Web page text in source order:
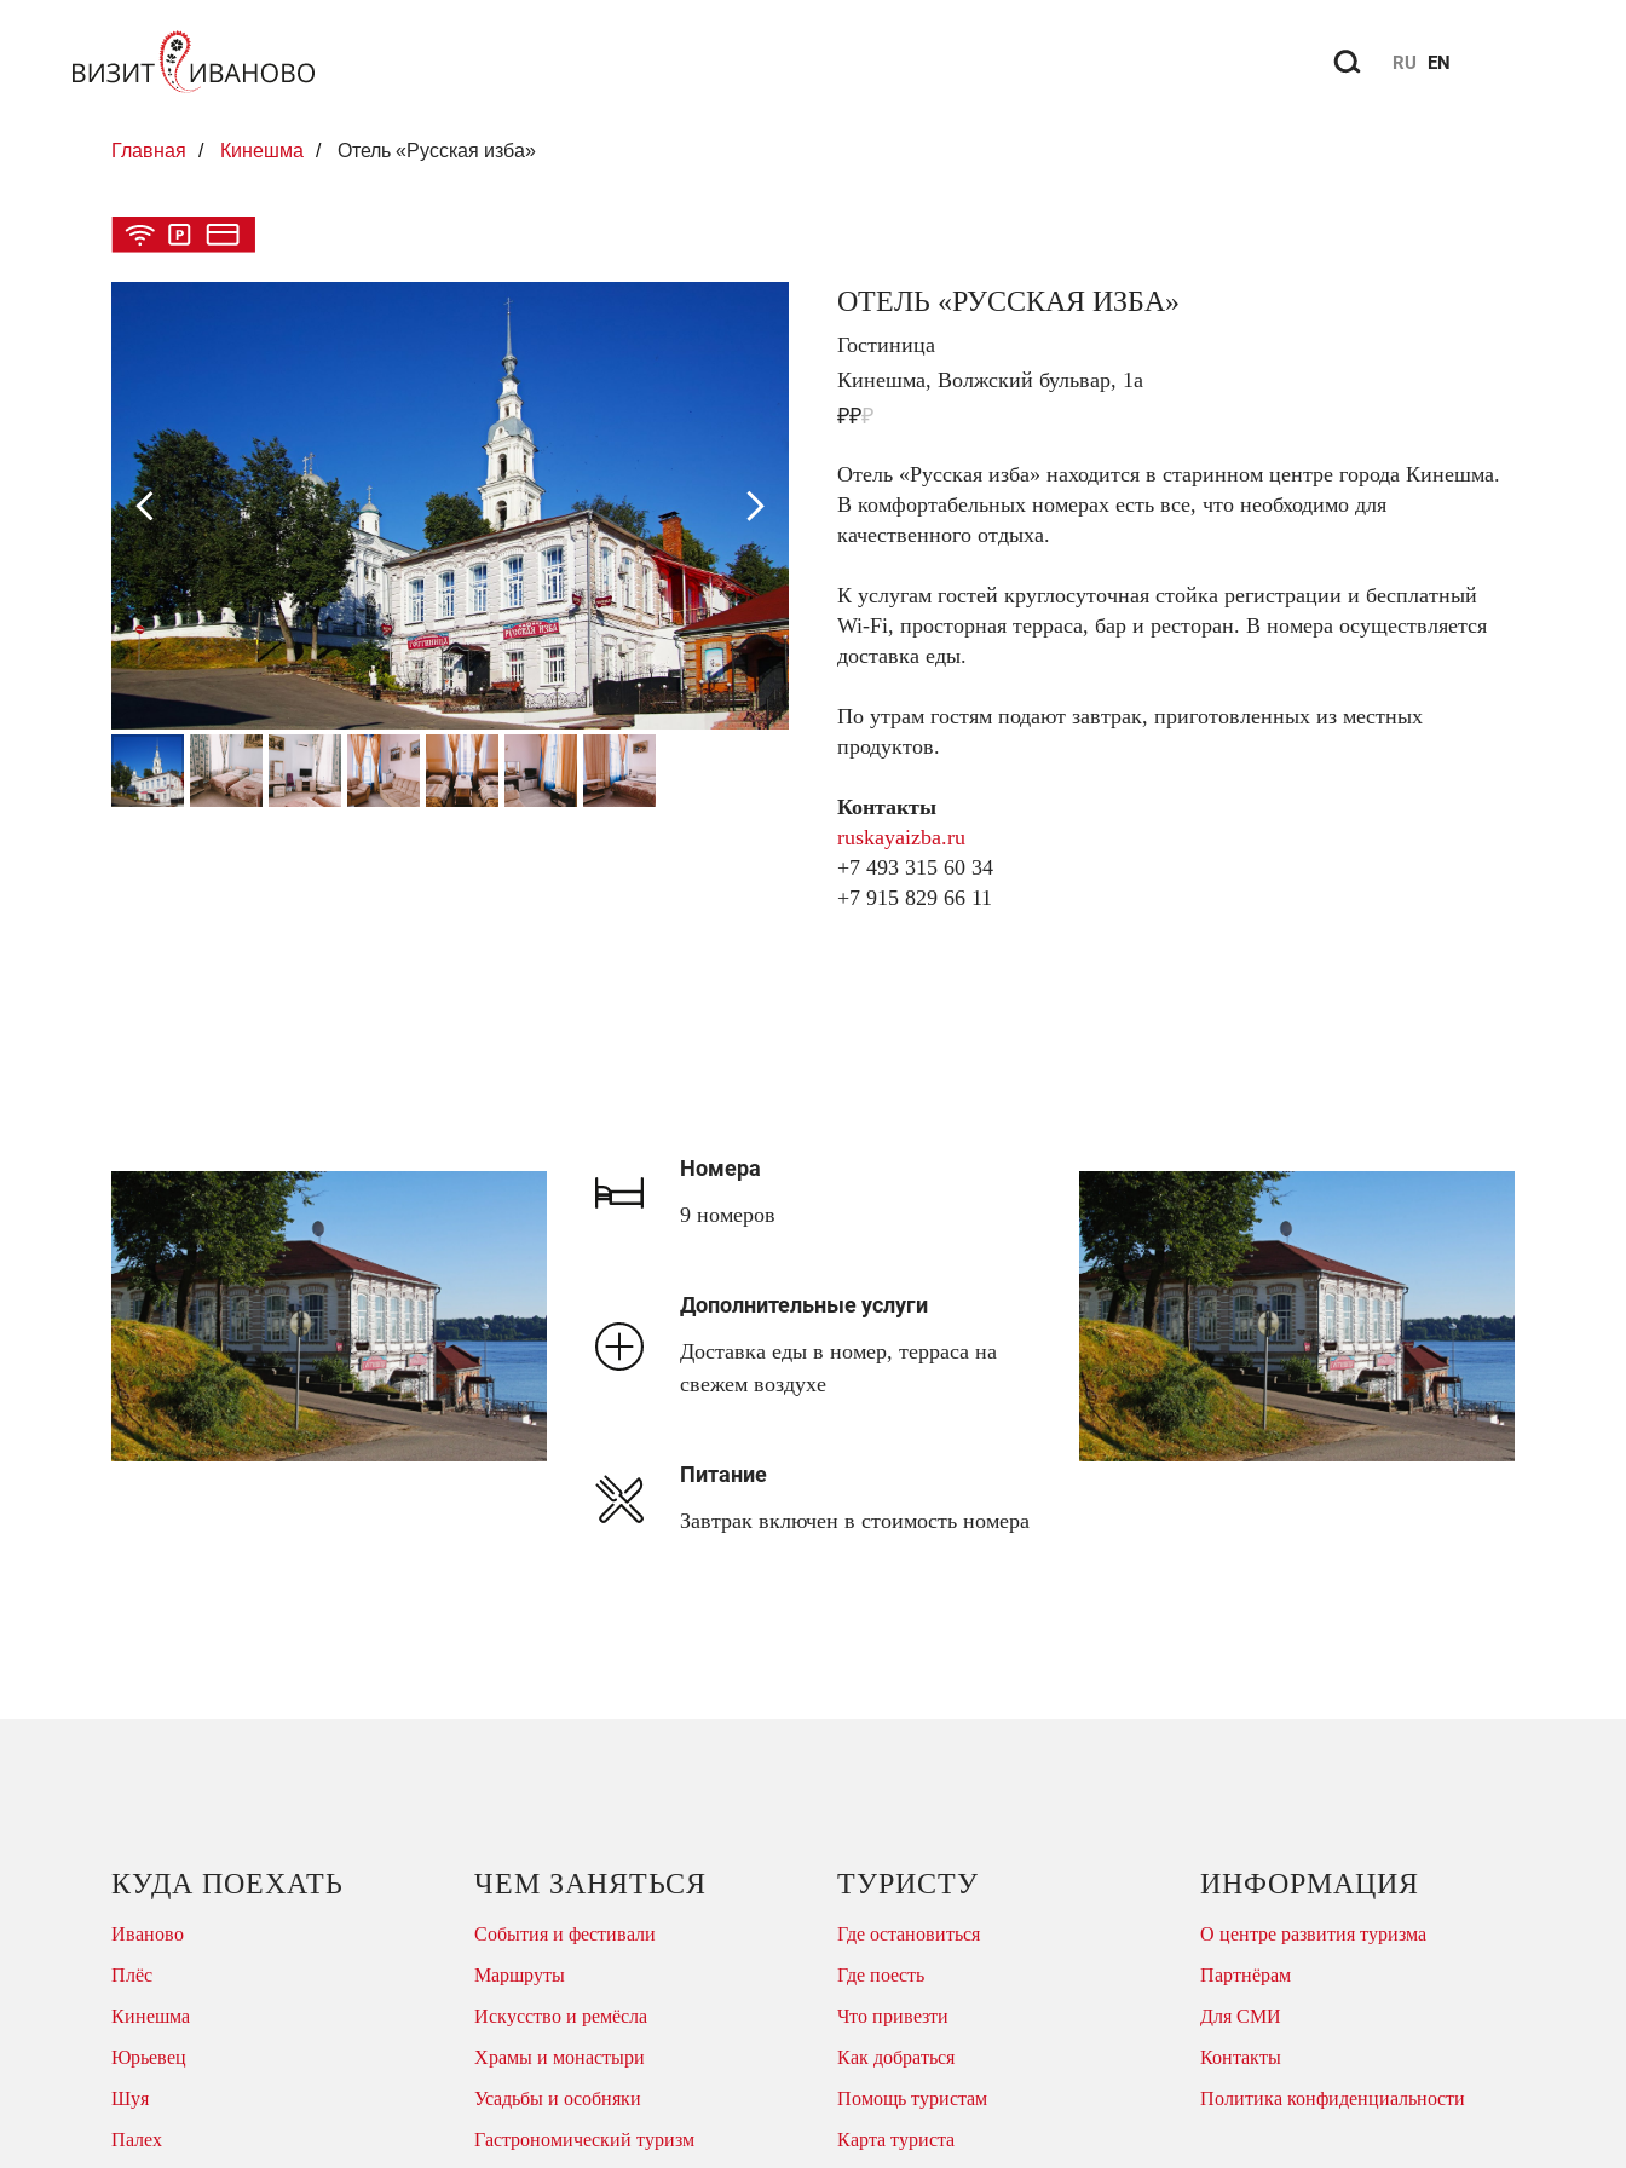
EN
RU
Главная / Кинешма / Отель «Русская изба»
ОТЕЛЬ «РУССКАЯ ИЗБА»
Гостиница
Кинешма, Волжский бульвар, 1а
₽₽₽
Отель «Русская изба» находится в старинном центре города Кинешма.
В комфортабельных номерах есть все, что необходимо для
качественного отдыха.
К услугам гостей круглосуточная стойка регистрации и бесплатный
Wi-Fi, просторная терраса, бар и ресторан. В номера осуществляется
доставка еды.
По утрам гостям подают завтрак, приготовленных из местных
продуктов.
Контакты
ruskayaizba.ru
+7 493 315 60 34
+7 915 829 66 11
Номера
9 номеров
Дополнительные услуги
Доставка еды в номер, терраса на
свежем воздухе
Питание
Завтрак включен в стоимость номера
КУДА ПОЕХАТЬ
Иваново
Плёс
Кинешма
Юрьевец
Шуя
Палех
ЧЕМ ЗАНЯТЬСЯ
События и фестивали
Маршруты
Искусство и ремёсла
Храмы и монастыри
Усадьбы и особняки
Гастрономический туризм
ТУРИСТУ
Где остановиться
Где поесть
Что привезти
Как добраться
Помощь туристам
Карта туриста
ИНФОРМАЦИЯ
О центре развития туризма
Партнёрам
Для СМИ
Контакты
Политика конфиденциальности